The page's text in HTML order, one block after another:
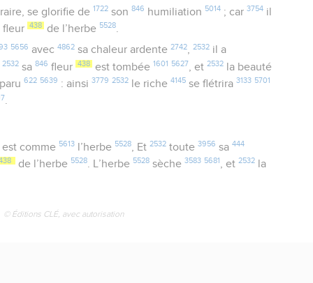
se glorifie de 1722son 846 humiliation 5014; car 3754il
fleur 438 de l’herbe 5528.
5656 avec 4862sa chaleur ardente 2742, 2532il a
,2532 sa846 fleur 438 est tombée 1601 5627 , et2532 la beauté
622 5639 : ainsi3779 2532 le riche4145 se flétrira3133 5701
.
est comme 5613l’herbe 5528, Et 2532toute 3956 sa 444
de l’herbe 5528. L’herbe 5528 sèche3583 5681 , et2532
la
© Éditions CLÉ, avec autorisation